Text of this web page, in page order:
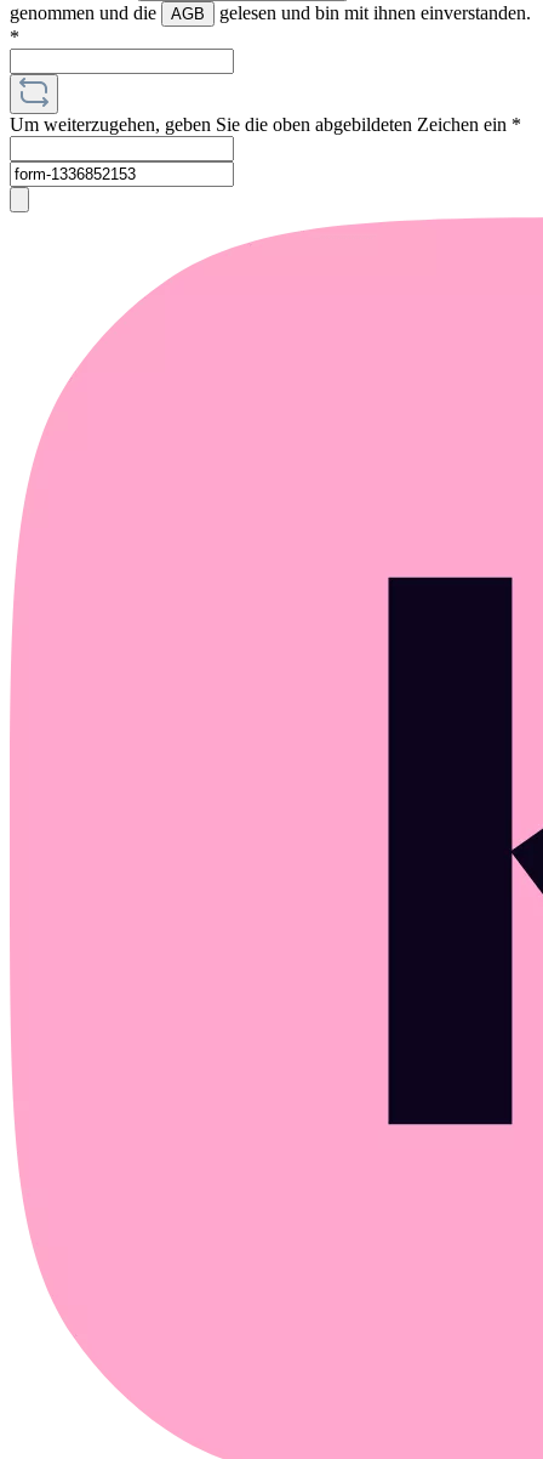
genommen und die
AGB
gelesen und bin mit ihnen einverstanden.
*
Um weiterzugehen, geben Sie die oben abgebildeten Zeichen ein *